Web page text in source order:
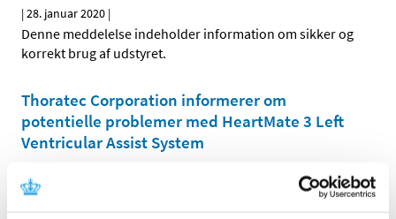
|28. januar 2020 |
Denne meddelelse indeholder information om sikker og
korrekt brug af udstyret.
Thoratec Corporation informerer om
potentielle problemer med HeartMate 3 Left
Ventricular Assist System
Denne meddelelse indeholder information om sikker og
korrekt brug af udstyret.